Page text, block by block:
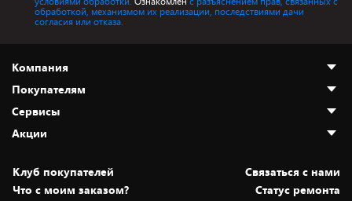
обработкой, механизмом их реализации, последствиями дачи
согласия или отказа.
Компания
О нас
Адреса магазинов
Новости
Статьи и обзоры
Вакансии
Покупателям
Как сделать заказ
Оплата и доставка
Безналичный расчёт
Обмен и возврат товара
Сервисы
Установка техники
Для игровых консолей
Акции
Скидки и промокоды
Белорусские товары
Клуб покупателей
Cвязаться с нами
Что с моим заказом?
Статус ремонта